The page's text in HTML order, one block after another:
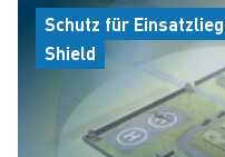
Schutz für
Shield